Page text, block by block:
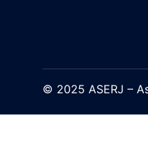
© 2025 ASERJ –